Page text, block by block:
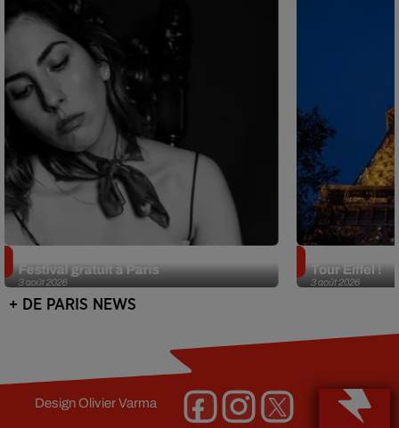
3 août 2026
Festival gratuit à Paris
3 août 2026
Tour Eiffel !
+ DE PARIS NEWS
DesignOlivier Varma